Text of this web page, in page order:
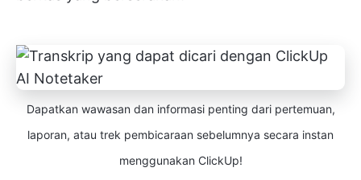
Dapatkan wawasan dan informasi penting dari pertemuan,
laporan, atau trek pembicaraan sebelumnya secara instan
menggunakan ClickUp!